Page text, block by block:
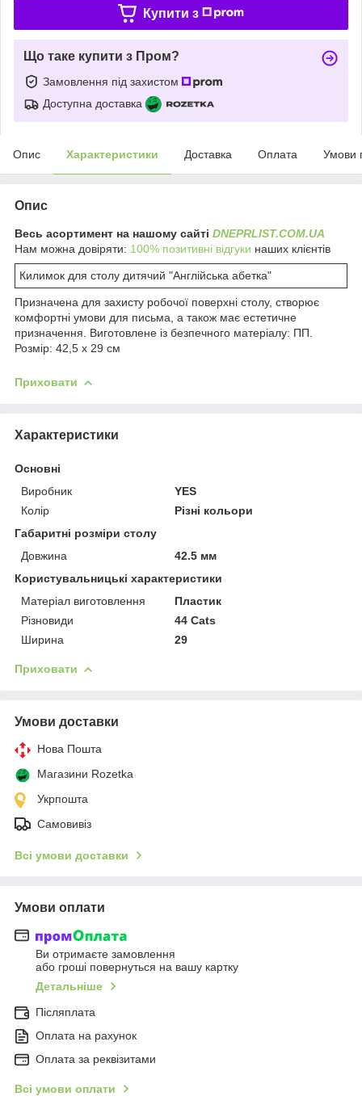
Купити з
Що таке купити з Пром?
Замовлення під захистом
Доступна доставка
Опис Характеристики Доставка Оплата Умови
Опис
Весь асортимент на нашому сайті DNEPRLIST.COM.UA
Нам можна довіряти: 100% позитивні відгуки наших клієнтів
Килимок для столу дитячий "Англійська абетка"
Призначена для захисту робочої поверхні столу, створює
комфортні умови для письма, а також має естетичне
призначення. Виготовлене із безпечного матеріалу: ПП.
Розмір: 42,5 х 29 см
Приховати
Характеристики
Основні
Виробник
YES
Колір
Різні кольори
Габаритні розміри столу
Довжина
42.5 мм
Користувальницькі характеристики
Матеріал виготовлення
Пластик
Різновиди
44 Cats
Ширина
29
Приховати
Умови доставки
Нова Пошта
Магазини Rozetka
Укрпошта
Самовивіз
Всі умови доставки
Умови оплати
Ви отримаєте замовлення
або гроші повернуться на вашу картку
Детальніше
Післяплата
Оплата на рахунок
Оплата за реквізитами
Всі умови оплати